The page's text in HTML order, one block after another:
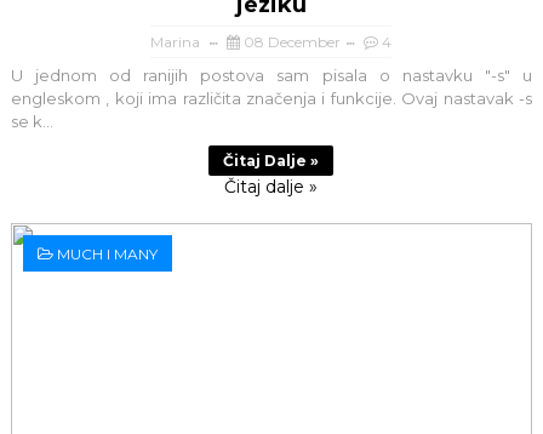
Marina 08 December 4
U jednom od ranijih postova sam pisala o nastavku "-s" u
engleskom , koji ima različita značenja i funkcije. Ovaj nastavak -s
se k...
Čitaj Dalje »
Čitaj dalje »
MUCH I MANY